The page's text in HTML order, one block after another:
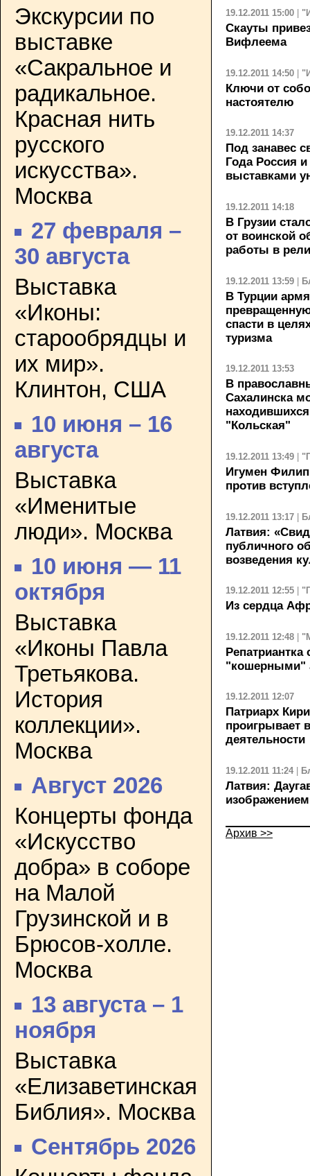
Экскурсии по
выставке
«Сакральное и
радикальное.
Красная нить
русского
искусства».
Москва
27 февраля –
30 августа
Выставка
«Иконы:
старообрядцы и
их мир».
Клинтон, США
10 июня – 16
августа
Выставка
«Именитые
люди». Москва
10 июня — 11
октября
Выставка
«Иконы Павла
Третьякова.
История
коллекции».
Москва
Август 2026
Концерты фонда
«Искусство
добра» в соборе
на Малой
Грузинской и в
Брюсов-холле.
Москва
13 августа – 1
ноября
Выставка
«Елизаветинская
Библия». Москва
Сентябрь 2026
19.12.2011 15:00
Скауты
Вифлеема
19.12.2011 14:50 |
Ключи от
настоятелю
19.12.2011 14:37
Под занавес
Года Россия
выставками
19.12.2011 14:18
В Грузии
от воинской
работы в
19.12.2011 13:59 |
В Турции
спасти в
туризма
19.12.2011 13:53
В
Сахалинска
"Кольская"
19.12.2011 13:49
Игумен
против
19.12.2011 13:17 |
Латвия:
публичного
возведения
19.12.2011 12:55
Из сердца
19.12.2011 12:48
"кошерными"
19.12.2011 12:07
Патриарх
проигрывает
деятельности
19.12.2011 11:24
Латвия:
Архив >>